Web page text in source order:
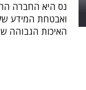
נס היא החברה
ואבטחת המידע
האיכות הגבוהה